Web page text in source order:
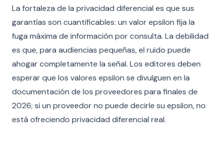
La fortaleza de la privacidad diferencial es que sus
garantías son cuantificables: un valor epsilon fija la
fuga máxima de información por consulta. La debilidad
es que, para audiencias pequeñas, el ruido puede
ahogar completamente la señal. Los editores deben
esperar que los valores epsilon se divulguen en la
documentación de los proveedores para finales de
2026; si un proveedor no puede decirle su epsilon, no
está ofreciendo privacidad diferencial real.